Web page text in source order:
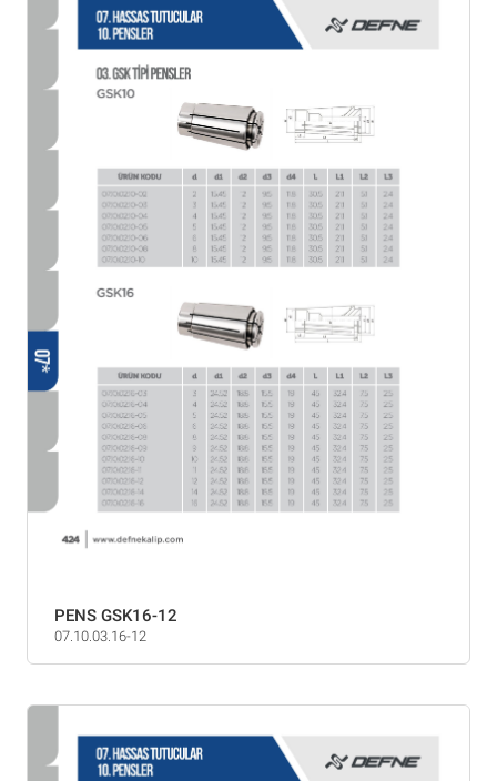
PENS GSK16-12
07.10.03.16-12